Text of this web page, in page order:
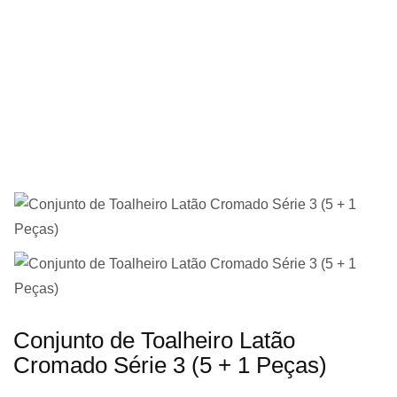
para
o
Conjunto de Toalheiro Latão
Cromado Série 3 (5 + 1 Peças)